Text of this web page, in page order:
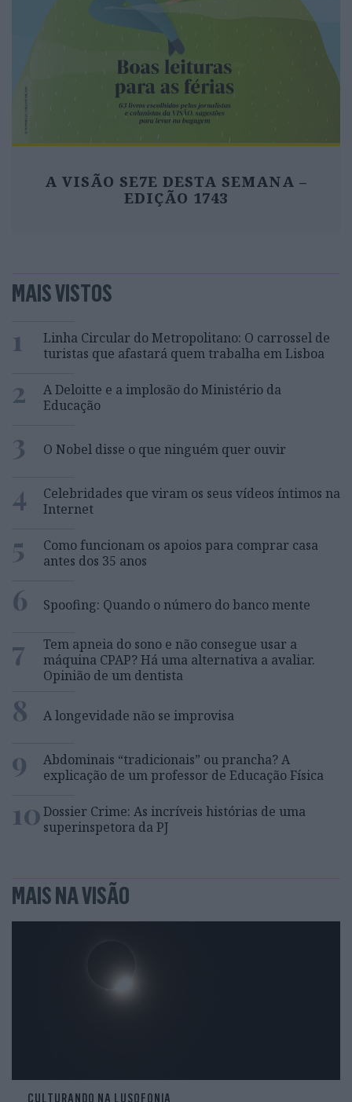
A VISÃO SE7E DESTA SEMANA –
EDIÇÃO 1743
MAIS VISTOS
1
Linha Circular do Metropolitano: O carrossel de
turistas que afastará quem trabalha em Lisboa
2
A Deloitte e a implosão do Ministério da
Educação
3 O Nobel disse o que ninguém quer ouvir
4
Celebridades que viram os seus vídeos íntimos na
Internet
5
Como funcionam os apoios para comprar casa
antes dos 35 anos
6 Spoofing: Quando o número do banco mente
7
Tem apneia do sono e não consegue usar a
máquina CPAP? Há uma alternativa a avaliar.
Opinião de um dentista
8 A longevidade não se improvisa
9
Abdominais “tradicionais” ou prancha? A
explicação de um professor de Educação Física
10Dossier Crime: As incríveis histórias de uma
superinspetora da PJ
MAIS NA VISÃO
CULTURANDO NA LUSOFONIA